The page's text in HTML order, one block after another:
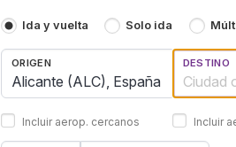
Ida y vuelta Solo ida
ORIGEN
Incluir aerop. cercanos
DESTINO
Incluir